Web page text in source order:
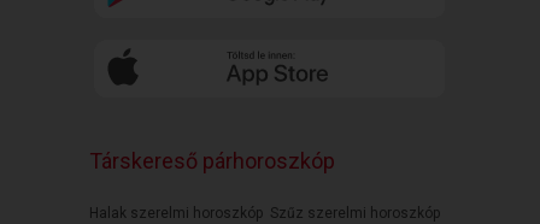
Társkereső párhoroszkóp
Halak szerelmi horoszkóp Szűz szerelmi horoszkóp